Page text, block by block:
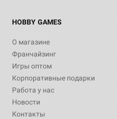
HOBBY GAMES
О магазине
Франчайзинг
Игры оптом
Корпоративные подарки
Работа у нас
Новости
Контакты